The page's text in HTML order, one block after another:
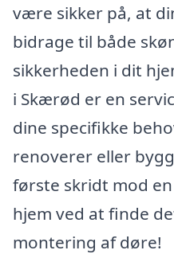
være sikker på, at
bidrage til både
sikkerheden i dit
i Skærød er en
dine specifikke
renoverer eller
første skridt mod
hjem ved at finde
montering af døre!